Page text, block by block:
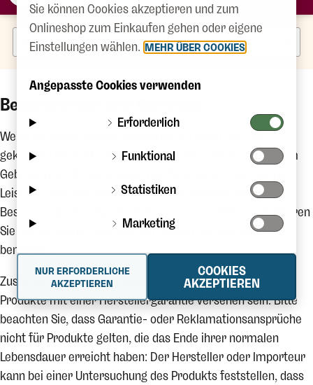
Beschwerden und Garantie
Wenn Sie einen Herstellungsfehler an einem bei uns
gekauften Produkt entdecken oder wenn es bei normalem
Gebrauch nicht ordnungsgemäß funktioniert oder seine
Leistung nicht wie erwartet erbringt, können Sie eine
Beschwerde über das Produkt einreichen. Bitte kontaktieren
Sie uns so schnell wie möglich, sobald Sie den Mangel
bemerken.
Zusätzlich zum Konsumentenschutzgesetz können einige
Produkte mit einer Herstellergarantie versehen sein. Bitte
beachten Sie, dass Garantie- oder Reklamationsansprüche
nicht für Produkte gelten, die das Ende ihrer normalen
Lebensdauer erreicht haben: Der Hersteller oder Importeur
kann bei einer Untersuchung des Produkts feststellen, dass
Sie können Cookies akzeptieren und zum
Onlineshop zum Einkaufen gehen oder eigene
Einstellungen wählen. MEHR ÜBER COOKIES
Angepasste Cookies verwenden
Erforderlich
Funktional
Statistiken
Marketing
COOKIES
AKZEPTIEREN
NUR ERFORDERLICHE
AKZEPTIEREN